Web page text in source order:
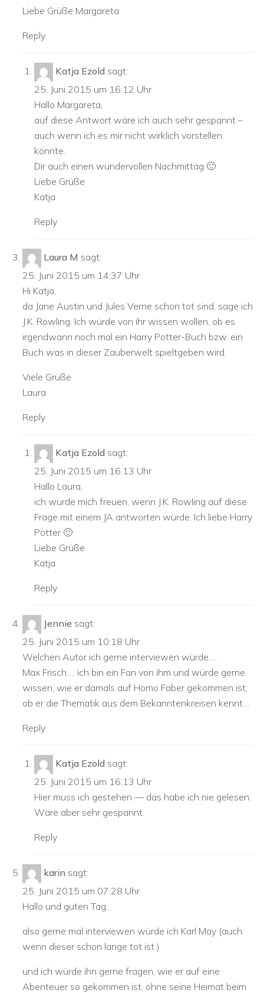
Liebe Grüße Margareta
Reply
Katja Ezold sagt:
25. Juni 2015 um 16:12 Uhr
Hallo Margareta,
auf diese Antwort wäre ich auch sehr gespannt –
auch wenn ich es mir nicht wirklich vorstellen
könnte.
Dir auch einen wundervollen Nachmittag 🙂
Liebe Grüße
Katja
Reply
Laura M sagt:
25. Juni 2015 um 14:37 Uhr
Hi Katja,
da Jane Austin und Jules Verne schon tot sind, sage ich
J.K. Rowling. Ich würde von ihr wissen wollen, ob es
irgendwann noch mal ein Harry Potter-Buch bzw. ein
Buch was in dieser Zauberwelt spieltgeben wird.
Viele Grüße
Laura
Reply
Katja Ezold sagt:
25. Juni 2015 um 16:13 Uhr
Hallo Laura,
ich würde mich freuen, wenn J.K. Rowling auf diese
Frage mit einem JA antworten würde. Ich liebe Harry
Potter 🙂
Liebe Grüße
Katja
Reply
Jennie sagt:
25. Juni 2015 um 10:18 Uhr
Welchen Autor ich gerne interviewen würde….
Max Frisch…. ich bin ein Fan von ihm und würde gerne
wissen, wie er damals auf Homo Faber gekommen ist,
ob er die Thematik aus dem Bekanntenkreisen kennt…
Reply
Katja Ezold sagt:
25. Juni 2015 um 16:13 Uhr
Hier muss ich gestehen — das habe ich nie gelesen.
Wäre aber sehr gespannt.
Reply
karin sagt:
25. Juni 2015 um 07:28 Uhr
Hallo und guten Tag,
also gerne mal interviewen würde ich Karl May (auch
wenn dieser schon lange tot ist )
und ich würde ihn gerne fragen, wie er auf eine
Abenteuer so gekommen ist, ohne seine Heimat beim